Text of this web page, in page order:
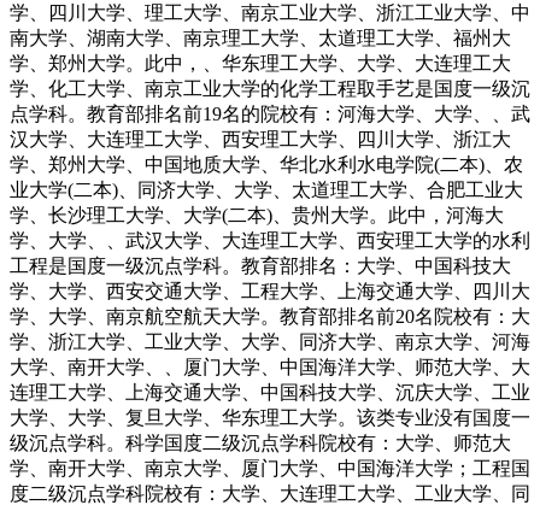
学、四川大学、理工大学、南京工业大学、浙江工业大学、中
南大学、湖南大学、南京理工大学、太道理工大学、福州大
学、郑州大学。此中，、华东理工大学、大学、大连理工大
学、化工大学、南京工业大学的化学工程取手艺是国度一级沉
点学科。教育部排名前19名的院校有：河海大学、大学、、武
汉大学、大连理工大学、西安理工大学、四川大学、浙江大
学、郑州大学、中国地质大学、华北水利水电学院(二本)、农
业大学(二本)、同济大学、大学、太道理工大学、合肥工业大
学、长沙理工大学、大学(二本)、贵州大学。此中，河海大
学、大学、、武汉大学、大连理工大学、西安理工大学的水利
工程是国度一级沉点学科。教育部排名：大学、中国科技大
学、大学、西安交通大学、工程大学、上海交通大学、四川大
学、大学、南京航空航天大学。教育部排名前20名院校有：大
学、浙江大学、工业大学、大学、同济大学、南京大学、河海
大学、南开大学、、厦门大学、中国海洋大学、师范大学、大
连理工大学、上海交通大学、中国科技大学、沉庆大学、工业
大学、大学、复旦大学、华东理工大学。该类专业没有国度一
级沉点学科。科学国度二级沉点学科院校有：大学、师范大
学、南开大学、南京大学、厦门大学、中国海洋大学；工程国
度二级沉点学科院校有：大学、大连理工大学、工业大学、同